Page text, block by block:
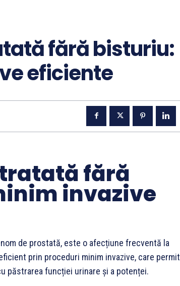
fără bisturiu:
eficiente
fără
invazive
de prostată, este o afecțiune frecventă la
prin proceduri minim invazive, care permit
păstrarea funcției urinare și a potenței.